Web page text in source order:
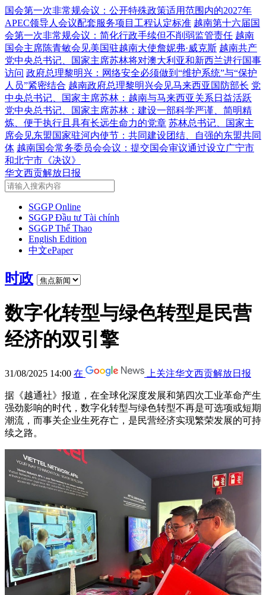
国会第一次非常规会议：公开特殊政策适用范围内的2027年
APEC领导人会议配套服务项目工程认定标准 越南第十六届国
会第一次非常规会议：简化行政手续但不削弱监管责任 越南
国会主席陈青敏会见美国驻越南大使詹妮弗·威克斯 越南共产
党中央总书记、国家主席苏林将对澳大利亚和新西兰进行国事
访问 政府总理黎明兴：网络安全必须做到“维护系统”与“保护
人员”紧密结合 越南政府总理黎明兴会见马来西亚国防部长 党
中央总书记、国家主席苏林：越南与马来西亚关系日益活跃
党中央总书记、国家主席苏林：建设一部科学严谨、简明精
炼、便于执行且具有长远生命力的党章 苏林总书记、国家主
席会见东盟国家驻河内使节：共同建设团结、自强的东盟共同
体 越南国会常务委员会会议：提交国会审议通过设立广宁市
和北宁市《决议》
华文西贡解放日报
SGGP Online
SGGP Đầu tư Tài chính
SGGP Thể Thao
English Edition
中文ePaper
时政
数字化转型与绿色转型是民营
经济的双引擎
31/08/2025 14:00 在 上关注华文西贡解放日报
据《越通社》报道，在全球化深度发展和第四次工业革命产生
强劲影响的时代，数字化转型与绿色转型不再是可选项或短期
潮流，而事关企业生死存亡，是民营经济实现繁荣发展的可持
续之路。